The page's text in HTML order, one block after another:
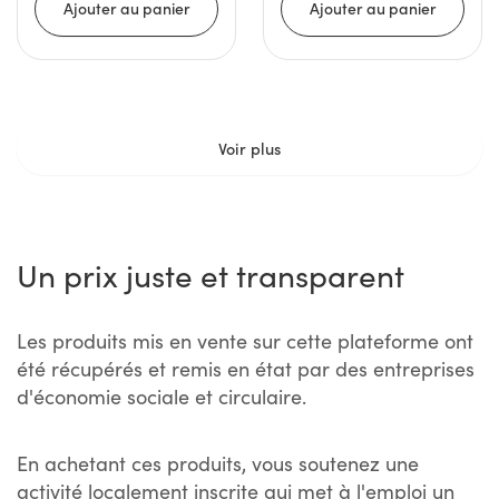
Voir plus
Un prix juste et transparent
Les produits mis en vente sur cette plateforme ont
été récupérés et remis en état par des entreprises
d'économie sociale et circulaire.
En achetant ces produits, vous soutenez une
activité localement inscrite qui met à l'emploi un